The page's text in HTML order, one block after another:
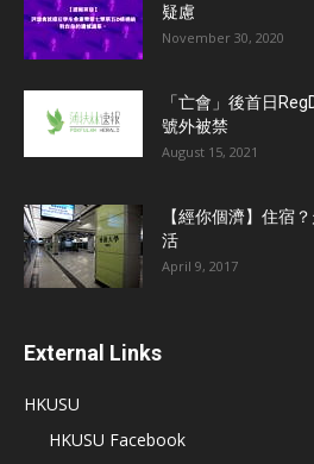
疑慮
November 30, 2020
「亡會」後首日
號外被禁
August 15, 2021
【經你個濟】住宿
活
April 9, 2017
External Links
HKUSU
HKUSU Facebook